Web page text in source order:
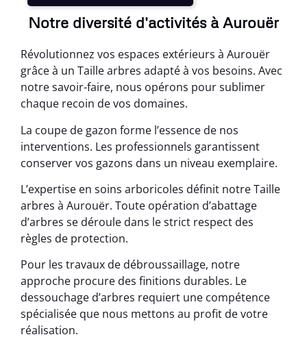
Notre diversité d'activités à Aurouër
Révolutionnez vos espaces extérieurs à Aurouër
grâce à un Taille arbres adapté à vos besoins. Avec
notre savoir-faire, nous opérons pour sublimer
chaque recoin de vos domaines.
La coupe de gazon forme l’essence de nos
interventions. Les professionnels garantissent
conserver vos gazons dans un niveau exemplaire.
L’expertise en soins arboricoles définit notre Taille
arbres à Aurouër. Toute opération d’abattage
d’arbres se déroule dans le strict respect des
règles de protection.
Pour les travaux de débroussaillage, notre
approche procure des finitions durables. Le
dessouchage d’arbres requiert une compétence
spécialisée que nous mettons au profit de votre
réalisation.